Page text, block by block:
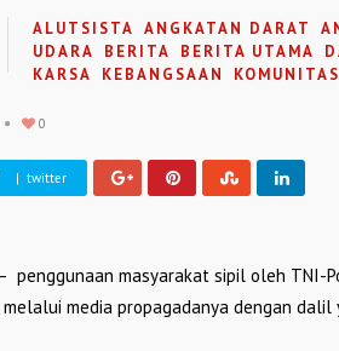
ALUTSISTA ANGKATAN DARAT
UDARA
BERITA BERITA UTAMA
KARSA
KEBANGSAAN KOMUNITAS
0
| twitter
penggunaan masyarakat sipil oleh TNI-
media propagadanya dengan